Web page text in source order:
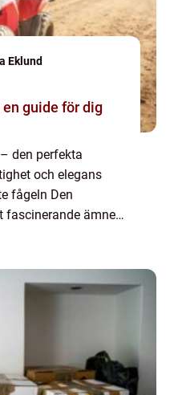
Eklund
den perfekta
och elegans
fågeln Den
fascinerande ämne